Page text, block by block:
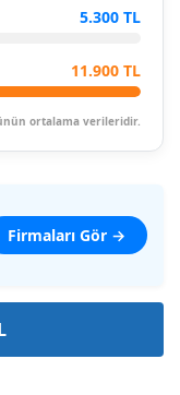
5.300 TL
11.900 TL
ortalama verileridir.
Firmaları Gör →